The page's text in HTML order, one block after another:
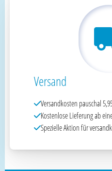
Versand
Versandkosten pauschal
Kostenlose Lieferung ab
Spezielle Aktion für